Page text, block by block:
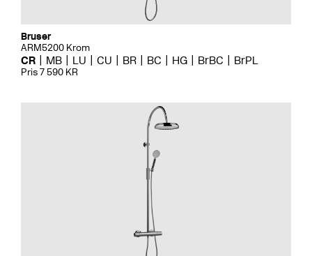
Bruser
ARM5200 Krom
CR MB LU CU BR BC HG BrBC BrPL
Pris 7 590 KR